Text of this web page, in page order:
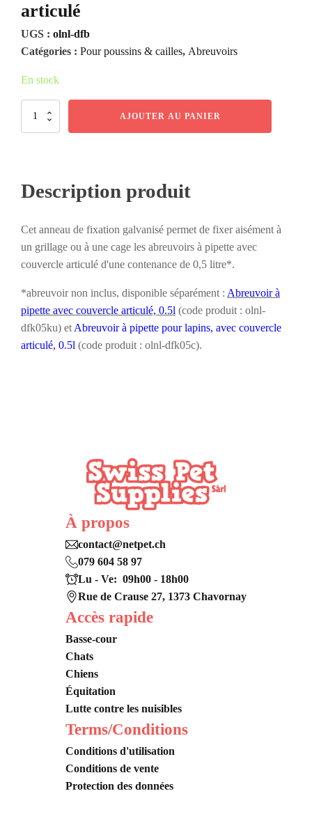
articulé
UGS : olnl-dfb
Catégories : Pour poussins & cailles, Abreuvoirs
En stock
quantité
abreuvoir
à
couvercle
AJOUTER AU PANIER
Description produit
Cet anneau de fixation galvanisé permet de fixer aisément à
un grillage ou à une cage les abreuvoirs à pipette avec
couvercle articulé d'une contenance de 0,5 litre*.
*abreuvoir non inclus, disponible séparément : Abreuvoir à
pipette avec couvercle articulé, 0.5l (code produit : olnl-
dfk05ku) et Abreuvoir à pipette pour lapins, avec couvercle
articulé, 0.5l (code produit : olnl-dfk05c).
À propos
contact@netpet.ch
079 604 58 97
Lu - Ve: 09h00 - 18h00
Rue de Crause 27, 1373 Chavornay
Accès rapide
Basse-cour
Chats
Chiens
Équitation
Lutte contre les nuisibles
Terms/Conditions
Conditions d'utilisation
Conditions de vente
Protection des données